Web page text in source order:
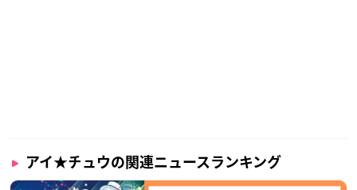
アイ★チュウの関連ニュースランキング